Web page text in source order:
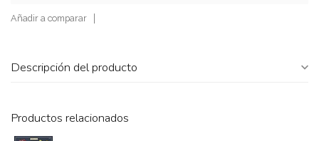
Añadir a comparar
Descripción del producto
Productos relacionados